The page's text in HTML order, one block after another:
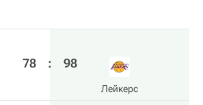
78 : 98
Лейкерс